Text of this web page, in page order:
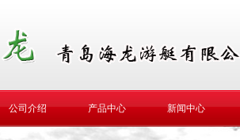
公司介绍 产品中心 新闻中心